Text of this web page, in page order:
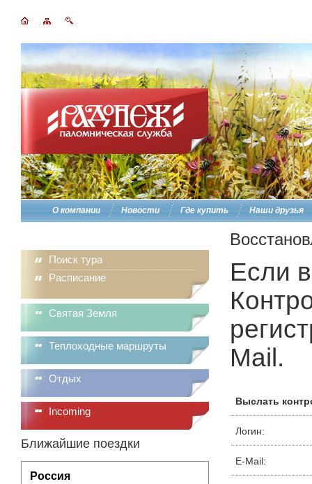
О компании Новости Где купить Наши друзья
Поиск тура
Расписание
Святая Земля
Теплоходные маршруты
Отдых
Incoming
Ближайшие поездки
Россия
Если
Mail.
Выслать
Логин:
E-Mail: